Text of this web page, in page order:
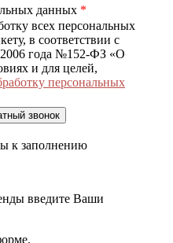
данных *
всех персональных
в соответствии с
года №152-ФЗ «О
и для целей,
персональных
к заполнению
введите Ваши